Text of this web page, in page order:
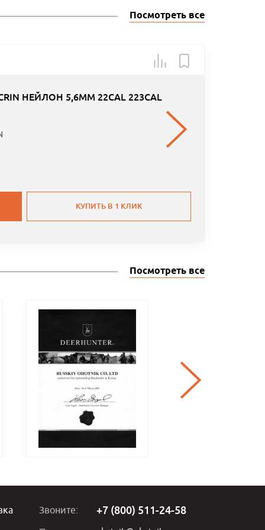
Посмотреть все
НЕЙЛОН 5,6MM 22CAL 223CAL
КУПИТЬ В 1 КЛИК
Посмотреть все
Звоните: +7 (800) 511-24-58